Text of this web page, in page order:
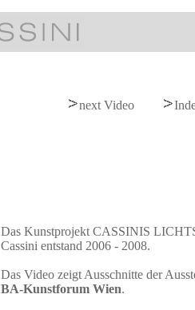
next Video
Das Kunstprojekt CASSINIS
Cassini entstand 2006 - 2008.
Das Video zeigt Ausschnitte der
BA-Kunstforum Wien.